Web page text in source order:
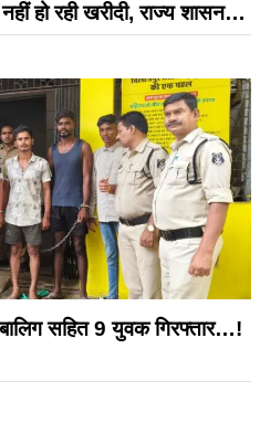
हो रही खरीदी, राज्य शासन से
सहित 9 युवक गिरफ्तार…!